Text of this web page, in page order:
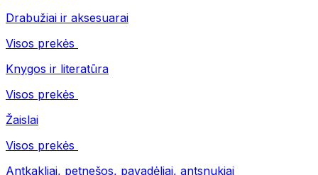
Drabužiai ir aksesuarai
Visos prekės
Knygos ir literatūra
Visos prekės
Žaislai
Visos prekės
Antkakliai, petnešos, pavadėliai, antsnukiai